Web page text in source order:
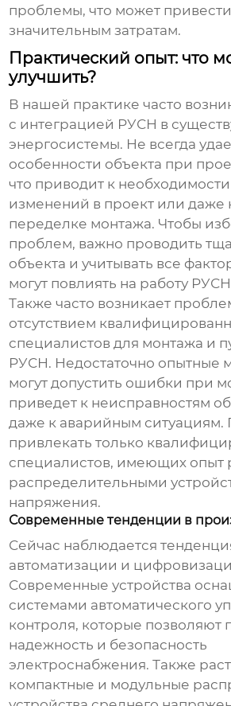
проблемы, что может
значительным затратам.
Практический опыт: что
улучшить?
В нашей практике часто
с интеграцией РУСН в
энергосистемы. Не всегда
особенности объекта при
что приводит к
изменений в проект или даже
переделке монтажа. Чтобы
проблем, важно проводить
объекта и учитывать все
могут повлиять на работу
Также часто возникает
отсутствием
специалистов для монтажа и
РУСН. Недостаточно опытные
могут допустить ошибки при
приведет к неисправностям
даже к аварийным ситуациям.
привлекать только
специалистов, имеющих опыт
распределительными
напряжения.
Современные тенденции в
Сейчас наблюдается
автоматизации и
Современные устройства
системами автоматического
контроля, которые позволяют
надежность и безопасность
электроснабжения. Также
компактные и модульные